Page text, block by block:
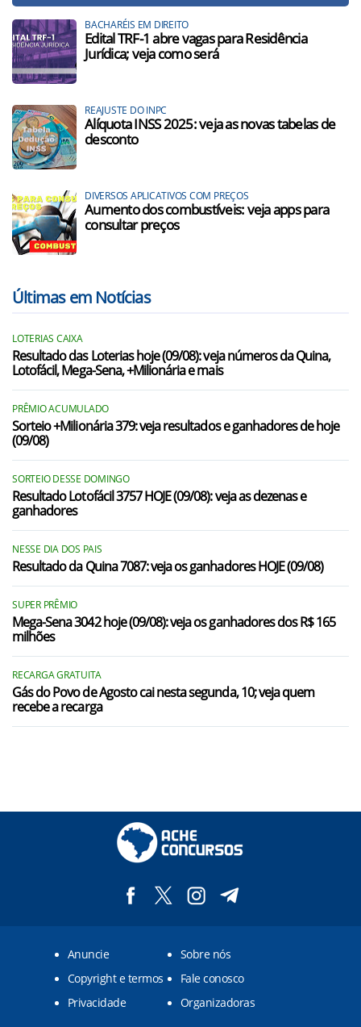
BACHARÉIS EM DIREITO
Edital TRF-1 abre vagas para Residência
Jurídica; veja como será
REAJUSTE DO INPC
Alíquota INSS 2025: veja as novas tabelas de
desconto
DIVERSOS APLICATIVOS COM PREÇOS
Aumento dos combustíveis: veja apps para
consultar preços
Últimas em Notícias
LOTERIAS CAIXA
Resultado das Loterias hoje (09/08): veja números da Quina,
Lotofácil, Mega-Sena, +Milionária e mais
PRÊMIO ACUMULADO
Sorteio +Milionária 379: veja resultados e ganhadores de hoje
(09/08)
SORTEIO DESSE DOMINGO
Resultado Lotofácil 3757 HOJE (09/08): veja as dezenas e
ganhadores
NESSE DIA DOS PAIS
Resultado da Quina 7087: veja os ganhadores HOJE (09/08)
SUPER PRÊMIO
Mega-Sena 3042 hoje (09/08): veja os ganhadores dos R$ 165
milhões
RECARGA GRATUITA
Gás do Povo de Agosto cai nesta segunda, 10; veja quem
recebe a recarga
Anuncie
Sobre nós
Copyright e termos
Fale conosco
Privacidade
Organizadoras